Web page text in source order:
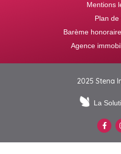
Mentions
Plan de
Barème
Agence
2025 Stena
La